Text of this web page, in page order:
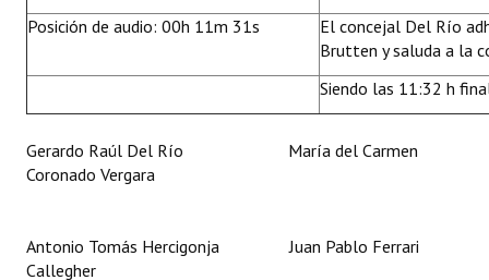
Posición de audio: 00h 11m 31s
El concejal Del Río
Brutten y saluda a la
Siendo las 11:32 h
Gerardo Raúl Del Río María del Carmen
Coronado Vergara
Antonio Tomás Hercigonja Juan Pablo Ferrari
Callegher